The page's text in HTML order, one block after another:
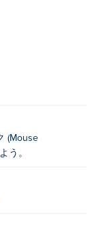
(Mouse
う。